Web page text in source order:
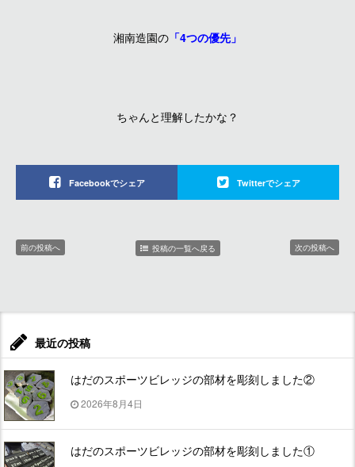
湘南造園の 「4つの優先」
ちゃんと理解したかな？
Facebookでシェア Twitterでシェア
前の投稿へ 投稿の一覧へ戻る 次の投稿へ
最近の投稿
はだのスポーツビレッジの部材を彫刻しました②
2026年8月4日
はだのスポーツビレッジの部材を彫刻しました①